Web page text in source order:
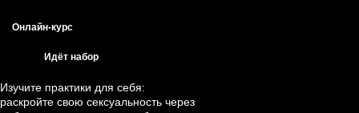
Онлайн-курс
Идёт набор
Изучите практики для себя:
раскройте свою сексуальность через